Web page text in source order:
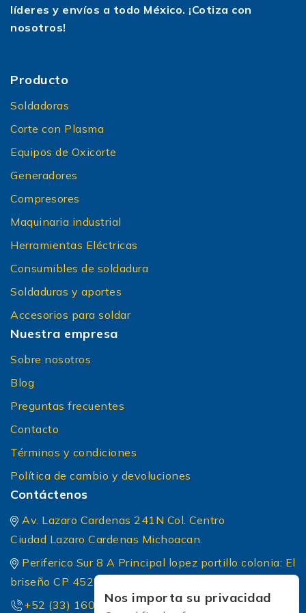
líderes y envíos a todo México. ¡Cotiza con
nosotros!
Producto
Soldadoras
Corte con Plasma
Equipos de Oxicorte
Generadores
Compresores
Maquinaria industrial
Herramientas Eléctricas
Consumibles de soldadura
Soldaduras y aportes
Accesorios para soldar
Nuestra empresa
Sobre nosotros
Blog
Preguntas frecuentes
Contacto
Términos y condiciones
Política de cambio y devoluciones
Contáctenos
Av. Lazaro Cardenas 241N Col. Centro
Ciudad Lazaro Cardenas Michoacan.
Periferico Sur 8 A Principal lopez portillo colonia: El
briseño CP 45236 Zapopan Jalisco
+52 (33) 1604 5032Nos importa su privacidad